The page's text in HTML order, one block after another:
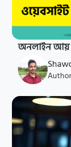
অনলাইন আয়
Author